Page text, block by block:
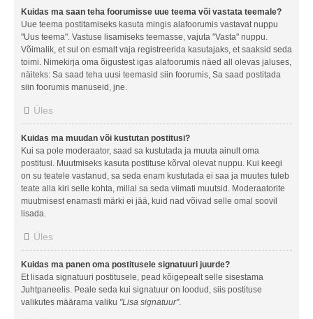
Kuidas ma saan teha foorumisse uue teema või vastata teemale?
Uue teema postitamiseks kasuta mingis alafoorumis vastavat nuppu
"Uus teema". Vastuse lisamiseks teemasse, vajuta "Vasta" nuppu.
Võimalik, et sul on esmalt vaja registreerida kasutajaks, et saaksid seda
toimi. Nimekirja oma õigustest igas alafoorumis näed all olevas jaluses,
näiteks: Sa saad teha uusi teemasid siin foorumis, Sa saad postitada
siin foorumis manuseid, jne.
Üles
Kuidas ma muudan või kustutan postitusi?
Kui sa pole moderaator, saad sa kustutada ja muuta ainult oma
postitusi. Muutmiseks kasuta postituse kõrval olevat nuppu. Kui keegi
on su teatele vastanud, sa seda enam kustutada ei saa ja muutes tuleb
teate alla kiri selle kohta, millal sa seda viimati muutsid. Moderaatorite
muutmisest enamasti märki ei jää, kuid nad võivad selle omal soovil
lisada.
Üles
Kuidas ma panen oma postitusele signatuuri juurde?
Et lisada signatuuri postitusele, pead kõigepealt selle sisestama
Juhtpaneelis. Peale seda kui signatuur on loodud, siis postituse
valikutes määrama valiku "Lisa signatuur".